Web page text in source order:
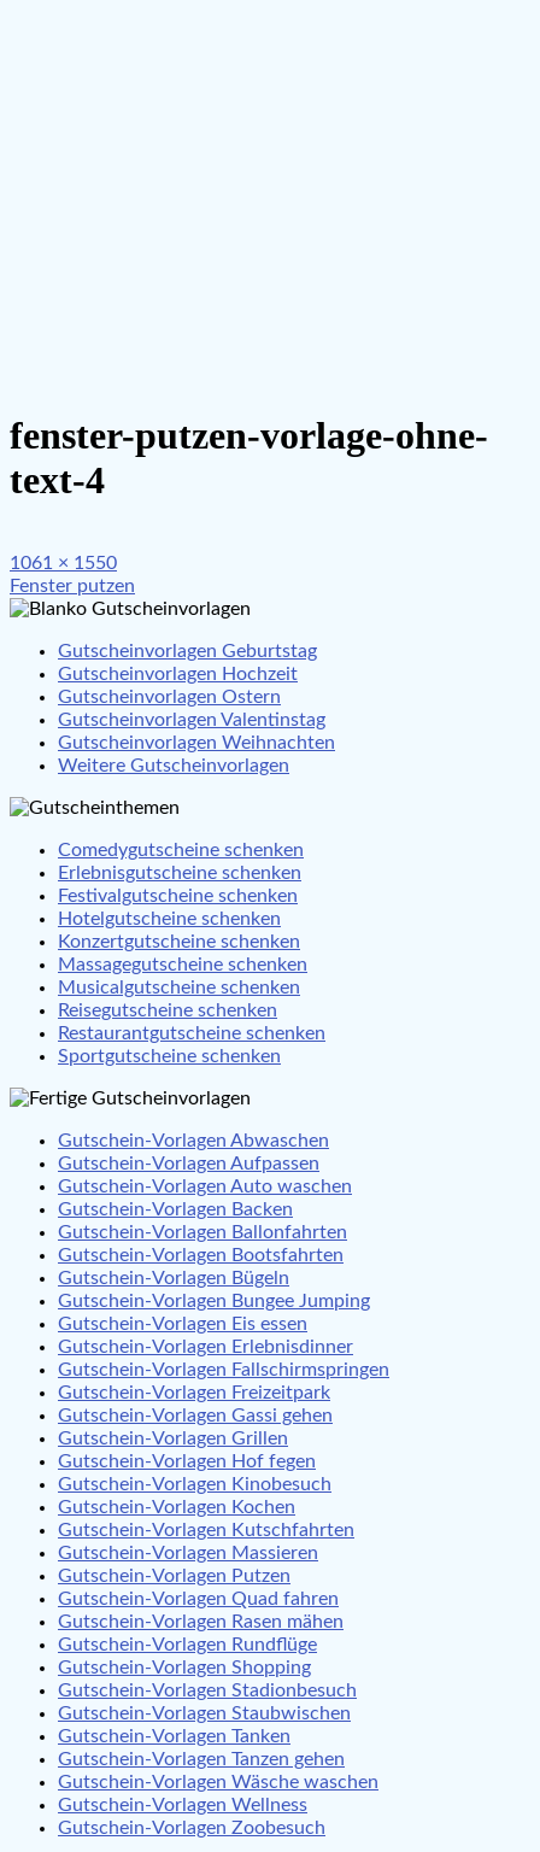
fenster-putzen-vorlage-ohne-
text-4
Full
size
1061 × 1550
Beitragsnavigation
Fenster putzen
Gutscheinvorlagen Geburtstag
Gutscheinvorlagen Hochzeit
Gutscheinvorlagen Ostern
Gutscheinvorlagen Valentinstag
Gutscheinvorlagen Weihnachten
Weitere Gutscheinvorlagen
Comedygutscheine schenken
Erlebnisgutscheine schenken
Festivalgutscheine schenken
Hotelgutscheine schenken
Konzertgutscheine schenken
Massagegutscheine schenken
Musicalgutscheine schenken
Reisegutscheine schenken
Restaurantgutscheine schenken
Sportgutscheine schenken
Gutschein-Vorlagen Abwaschen
Gutschein-Vorlagen Aufpassen
Gutschein-Vorlagen Auto waschen
Gutschein-Vorlagen Backen
Gutschein-Vorlagen Ballonfahrten
Gutschein-Vorlagen Bootsfahrten
Gutschein-Vorlagen Bügeln
Gutschein-Vorlagen Bungee Jumping
Gutschein-Vorlagen Eis essen
Gutschein-Vorlagen Erlebnisdinner
Gutschein-Vorlagen Fallschirmspringen
Gutschein-Vorlagen Freizeitpark
Gutschein-Vorlagen Gassi gehen
Gutschein-Vorlagen Grillen
Gutschein-Vorlagen Hof fegen
Gutschein-Vorlagen Kinobesuch
Gutschein-Vorlagen Kochen
Gutschein-Vorlagen Kutschfahrten
Gutschein-Vorlagen Massieren
Gutschein-Vorlagen Putzen
Gutschein-Vorlagen Quad fahren
Gutschein-Vorlagen Rasen mähen
Gutschein-Vorlagen Rundflüge
Gutschein-Vorlagen Shopping
Gutschein-Vorlagen Stadionbesuch
Gutschein-Vorlagen Staubwischen
Gutschein-Vorlagen Tanken
Gutschein-Vorlagen Tanzen gehen
Gutschein-Vorlagen Wäsche waschen
Gutschein-Vorlagen Wellness
Gutschein-Vorlagen Zoobesuch